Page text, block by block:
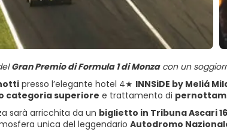
Gran Premio di Formula 1 di Monzacon un
presso l’elegante hotel 4★ INNSiDE by Meliá
o categoria superiore e trattamento di
sarà arricchita da un biglietto in Tribuna Ascari 16
unica del leggendario Autodromo